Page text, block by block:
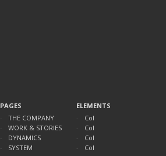
PAGES
THE COMPANY
WORK & STORIES
DYNAMICS
SYSTEM
ELEMENTS
Col
Col
Col
Col